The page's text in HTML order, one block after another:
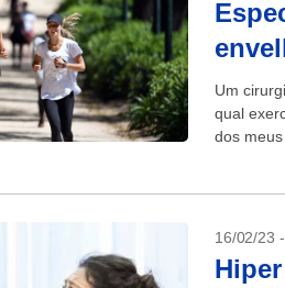
Um
qual
dos
16/02/23